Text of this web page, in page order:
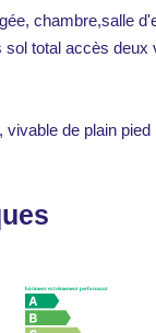
chambre,salle
total accès deux
de plain pied